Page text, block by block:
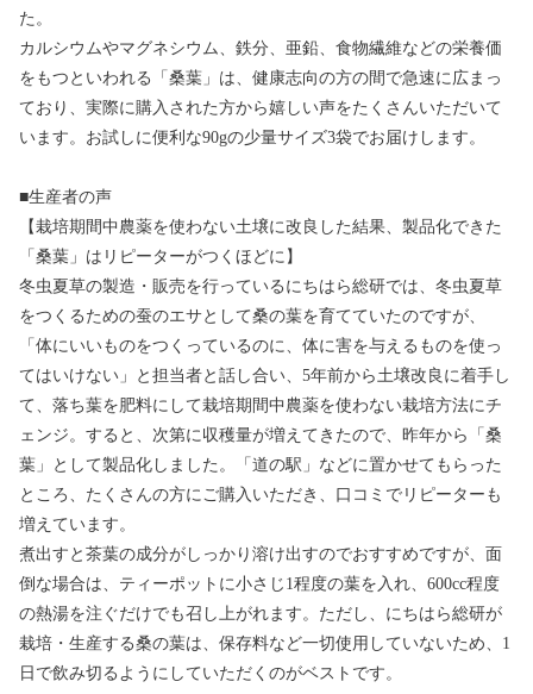
た。
カルシウムやマグネシウム、鉄分、亜鉛、食物繊維などの栄養価
をもつといわれる「桑葉」は、健康志向の方の間で急速に広まっ
ており、実際に購入された方から嬉しい声をたくさんいただいて
います。お試しに便利な90gの少量サイズ3袋でお届けします。
■生産者の声
【栽培期間中農薬を使わない土壌に改良した結果、製品化できた
「桑葉」はリピーターがつくほどに】
冬虫夏草の製造・販売を行っているにちはら総研では、冬虫夏草
をつくるための蚕のエサとして桑の葉を育てていたのですが、
「体にいいものをつくっているのに、体に害を与えるものを使っ
てはいけない」と担当者と話し合い、5年前から土壌改良に着手し
て、落ち葉を肥料にして栽培期間中農薬を使わない栽培方法にチ
ェンジ。すると、次第に収穫量が増えてきたので、昨年から「桑
葉」として製品化しました。「道の駅」などに置かせてもらった
ところ、たくさんの方にご購入いただき、口コミでリピーターも
増えています。
煮出すと茶葉の成分がしっかり溶け出すのでおすすめですが、面
倒な場合は、ティーポットに小さじ1程度の葉を入れ、600cc程度
の熱湯を注ぐだけでも召し上がれます。ただし、にちはら総研が
栽培・生産する桑の葉は、保存料など一切使用していないため、1
日で飲み切るようにしていただくのがベストです。